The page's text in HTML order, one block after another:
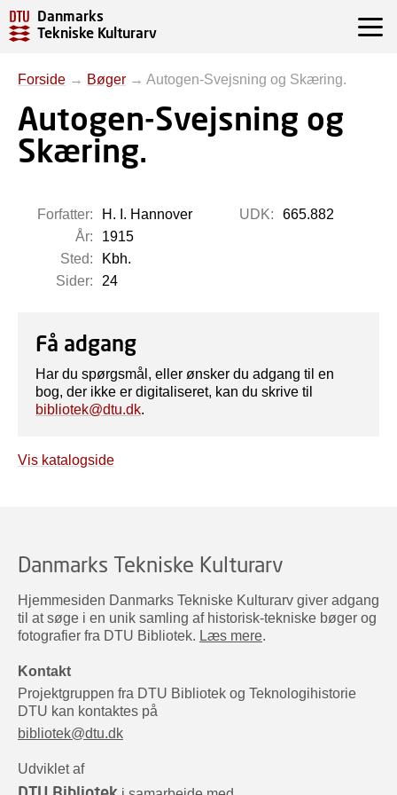
Danmarks
Tekniske Kulturarv
Forside → Bøger → Autogen-Svejsning og Skæring.
Autogen-Svejsning og
Skæring.
Forfatter:
H. I. Hannover
År:
1915
Sted:
Kbh.
Sider:
24
UDK: 665.882
Få adgang
Har du spørgsmål, eller ønsker du adgang til en
bog, der ikke er digitaliseret, kan du skrive til
bibliotek@dtu.dk.
Vis katalogside
Danmarks Tekniske Kulturarv
Hjemmesiden Danmarks Tekniske Kulturarv giver adgang
til at søge i en unik samling af historisk-tekniske bøger og
fotografier fra DTU Bibliotek. Læs mere.
Kontakt
Projektgruppen fra DTU Bibliotek og Teknologihistorie
DTU kan kontaktes på
bibliotek@dtu.dk
Udviklet af